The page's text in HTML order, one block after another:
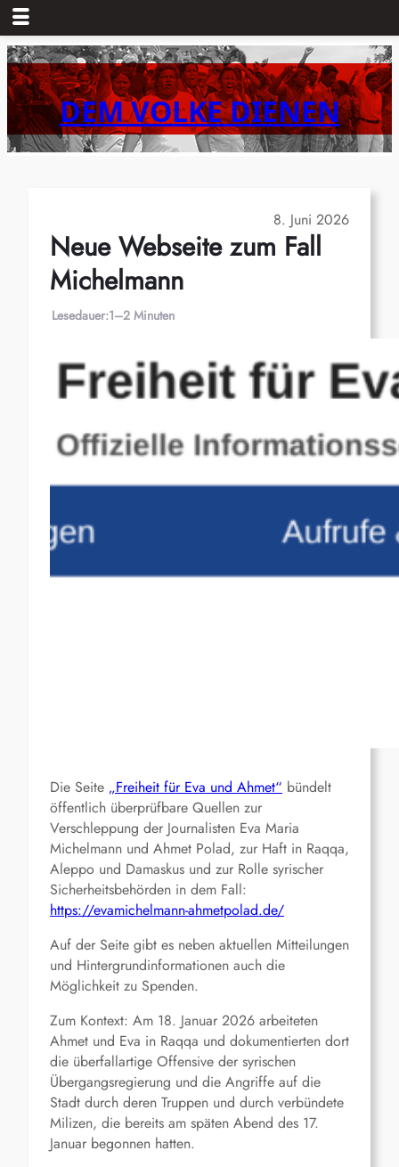
Zum
Inhalt
springenDEM VOLKE DIENEN
8. Juni 2026
Neue Webseite zum Fall
Michelmann
Lesedauer:1–2 Minuten
Die Seite „Freiheit für Eva und Ahmet“ bündelt
öffentlich überprüfbare Quellen zur
Verschleppung der Journalisten Eva Maria
Michelmann und Ahmet Polad, zur Haft in Raqqa,
Aleppo und Damaskus und zur Rolle syrischer
Sicherheitsbehörden in dem Fall:
https://evamichelmann-ahmetpolad.de/
Auf der Seite gibt es neben aktuellen Mitteilungen
und Hintergrundinformationen auch die
Möglichkeit zu Spenden.
Zum Kontext: Am 18. Januar 2026 arbeiteten
Ahmet und Eva in Raqqa und dokumentierten dort
die überfallartige Offensive der syrischen
Übergangsregierung und die Angriffe auf die
Stadt durch deren Truppen und durch verbündete
Milizen, die bereits am späten Abend des 17.
Januar begonnen hatten.